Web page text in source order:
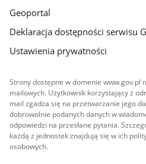
Geoportal
Deklaracja dostępności serwisu
Ustawienia prywatności
Strony dostępne w domenie www.gov.pl
mailowych. Użytkownik korzystający z
mail zgadza się na przetwarzanie jego
dobrowolnie podanych danych w
odpowiedzi na przesłane pytania.
każdą z jednostek znajdują się w ich
osobowych.